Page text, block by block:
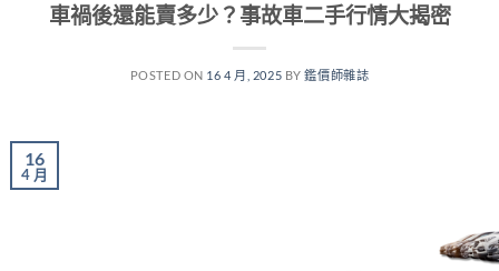
車禍後還能賣多少？事故車二手行情大揭密
POSTED ON 16 4 月, 2025 BY鑑價師雜誌
16
4 月